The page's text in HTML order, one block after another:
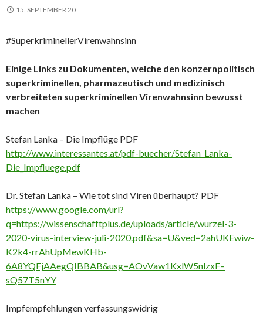
15. SEPTEMBER 20
#SuperkriminellerVirenwahnsinn
Einige Links zu Dokumenten, welche den konzernpolitisch
superkriminellen, pharmazeutisch und medizinisch
verbreiteten superkriminellen Virenwahnsinn bewusst
machen
Stefan Lanka – Die Impflüge PDF
http://www.interessantes.at/pdf-buecher/Stefan_Lanka-
Die_Impfluege.pdf
Dr. Stefan Lanka – Wie tot sind Viren überhaupt? PDF
https://www.google.com/url?
q=https://wissenschafftplus.de/uploads/article/wurzel-3-
2020-virus-interview-juli-2020.pdf&sa=U&ved=2ahUKEwiw-
K2k4-rrAhUpMewKHb-
6A8YQFjAAegQIBBAB&usg=AOvVaw1KxlW5nlzxF–
sQ57T5nYY
Impfempfehlungen verfassungswidrig